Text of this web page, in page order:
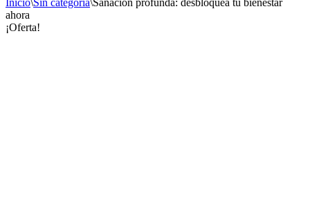
Inicio\Sin categoría\Sanación profunda: desbloqueá tu bienestar
ahora
¡Oferta!